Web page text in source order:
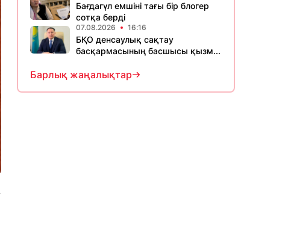
Бағдагүл емшіні тағы бір блогер
сотқа берді
07.08.2026 16:16
БҚО денсаулық сақтау
басқармасының басшысы қызм...
Барлық жаңалықтар